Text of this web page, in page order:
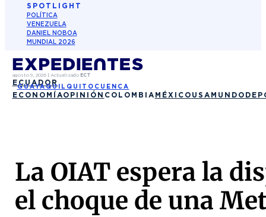
SPOTLIGHT
POLÍTICA
VENEZUELA
DANIEL NOBOA
MUNDIAL 2026
agosto 9, 2026| Actualizado ECT
ECUADOR
GUAYAQUIL QUITO CUENCA
ECONOMÍAOPINIÓN COLOMBIA MÉXICO USA MUNDO
La OIAT espera la
el choque de una